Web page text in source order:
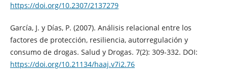
https://doi.org/10.2307/2137279
García, J. y Días, P. (2007). Análisis relacional entre los
factores de protección, resiliencia, autorregulación y
consumo de drogas. Salud y Drogas. 7(2): 309-332. DOI:
https://doi.org/10.21134/haaj.v7i2.76